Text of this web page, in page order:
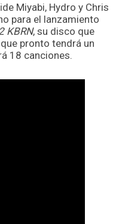
Miyabi, Hydro y Chris
para el lanzamiento
KBRN, su disco que
pronto tendrá un
18 canciones.